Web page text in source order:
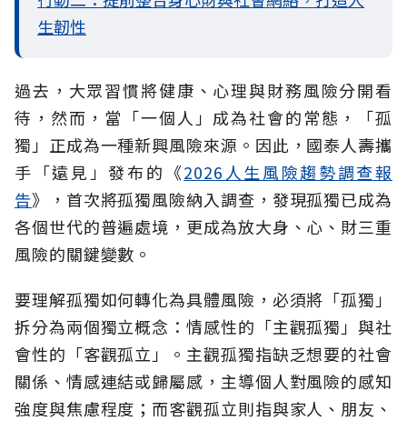
生韌性
過去，大眾習慣將健康、心理與財務風險分開看
待，然而，當「一個人」成為社會的常態，「孤
獨」正成為一種新興風險來源。因此，國泰人壽攜
手「遠見」發布的《2026人生風險趨勢調查報
告》，首次將孤獨風險納入調查，發現孤獨已成為
各個世代的普遍處境，更成為放大身、心、財三重
風險的關鍵變數。
要理解孤獨如何轉化為具體風險，必須將「孤獨」
拆分為兩個獨立概念：情感性的「主觀孤獨」與社
會性的「客觀孤立」。主觀孤獨指缺乏想要的社會
關係、情感連結或歸屬感，主導個人對風險的感知
強度與焦慮程度；而客觀孤立則指與家人、朋友、